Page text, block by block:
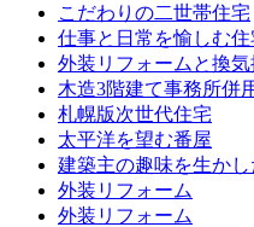
こだわりの二世帯住宅
仕事と日常を愉しむ住
外装リフォームと換
木造3階建て事務所併
札幌版次世代住宅
太平洋を望む番屋
建築主の趣味を生か
外装リフォーム
外装リフォーム